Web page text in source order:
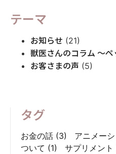
テーマ
お知らせ (21)
獣医さんのコラム 〜
お客さまの声 (5)
タグ
お金の話 (3) アニメー
ついて (1) サプリメント